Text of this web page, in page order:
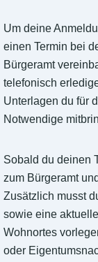
Um deine
einen Termin bei
Bürgeramt
telefonisch
Unterlagen du für
Notwendige
Sobald du deinen
zum Bürgeramt
Zusätzlich musst
sowie eine
Wohnortes
oder